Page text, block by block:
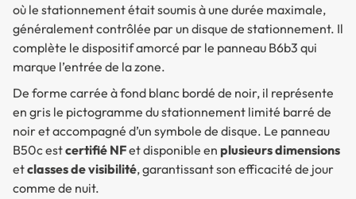
où le stationnement était soumis à une durée maximale,
généralement contrôlée par un disque de stationnement. Il
complète le dispositif amorcé par le panneau B6b3 qui
marque l’entrée de la zone.
De forme carrée à fond blanc bordé de noir, il représente
en gris le pictogramme du stationnement limité barré de
noir et accompagné d’un symbole de disque. Le panneau
B50c estcertifié NFet disponible en plusieurs dimensions
etclasses de visibilité, garantissant son efficacité de jour
comme de nuit.